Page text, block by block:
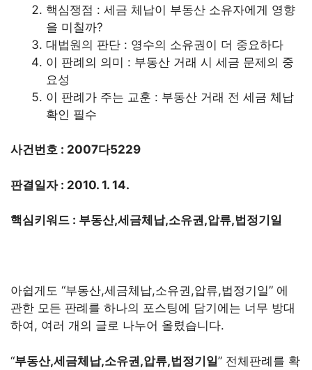
핵심쟁점 : 세금 체납이 부동산 소유자에게 영향
을 미칠까?
대법원의 판단 : 영수의 소유권이 더 중요하다
이 판례의 의미 : 부동산 거래 시 세금 문제의 중
요성
이 판례가 주는 교훈 : 부동산 거래 전 세금 체납
확인 필수
사건번호 : 2007다5229
판결일자 : 2010. 1. 14.
핵심키워드 : 부동산,세금체납,소유권,압류,법정기일
아쉽게도 “부동산,세금체납,소유권,압류,법정기일” 에
관한 모든 판례를 하나의 포스팅에 담기에는 너무 방대
하여, 여러 개의 글로 나누어 올렸습니다.
“부동산,세금체납,소유권,압류,법정기일” 전체판례를 확